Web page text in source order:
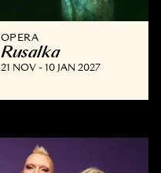
OPERA
Rusalka
21 NOV - 10 JAN 2027